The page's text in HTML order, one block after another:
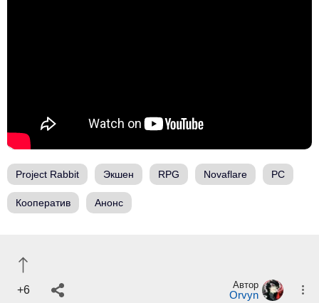
Project Rabbit Экшен RPG Novaflare PC
Кооператив Анонс
+6 Автор
Orvyn